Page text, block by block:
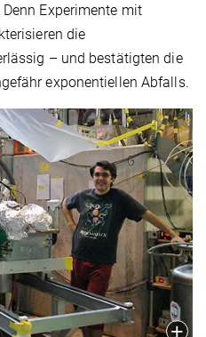
Experimente mit
die
– und bestätigten die
exponentiellen Abfalls.